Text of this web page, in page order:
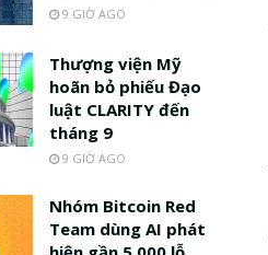
9 GIỜ AGO
Thượng viện Mỹ
hoãn bỏ phiếu Đạo
luật CLARITY đến
tháng 9
9 GIỜ AGO
Nhóm Bitcoin Red
Team dùng AI phát